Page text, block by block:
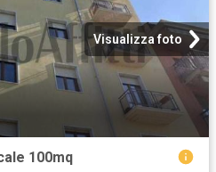
Visualizza foto
100mq